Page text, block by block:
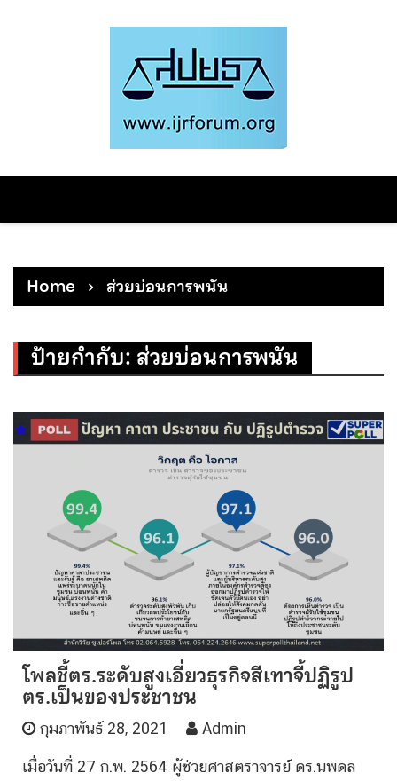
Home ส่วยบ่อนการพนัน
ป้ายกำกับ: ส่วยบ่อนการพนัน
โพลชี้ตร.ระดับสูงเอี่ยวธุรกิจสีเทาจี้ปฏิรูป
ตร.เป็นของประชาชน
กุมภาพันธ์ 28, 2021 Admin
เมื่อวันที่ 27 ก.พ. 2564 ผู้ช่วยศาสตราจารย์ ดร.นพดล